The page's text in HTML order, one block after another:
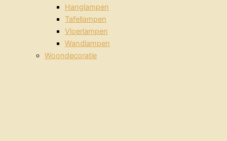
Hanglampen
Tafellampen
Vloerlampen
Wandlampen
Woondecoratie